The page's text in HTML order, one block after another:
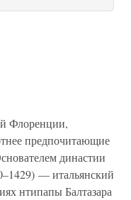
Флоренции,
предпочитающие
династии
— итальянский
нтипапы Балтазара